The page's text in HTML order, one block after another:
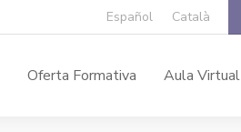
Español Català
Oferta Formativa Aula Virtual